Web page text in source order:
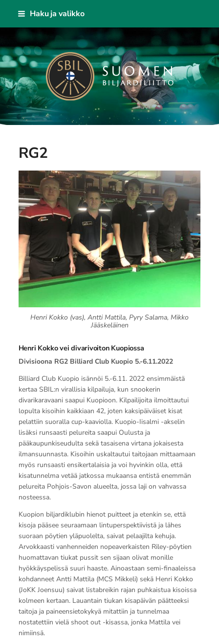
Siirry
sisältöön
Haku ja valikko
Suomen Biljardiliitto ry
RG2
Henri Kokko (vas), Antti Mattila, Pyry Salama, Mikko
Jääskeläinen
Henri Kokko vei divarivoiton Kuopiossa
Divisioona RG2 Billiard Club Kuopio 5.-6.11.2022
Billiard Club Kuopio isännöi 5.-6.11. 2022 ensimmäistä
kertaa SBIL:n virallisia kilpailuja, kun snookerin
divarikaravaani saapui Kuopioon. Kilpailijoita ilmoittautui
lopulta kisoihin kaikkiaan 42, joten kaksipäiväiset kisat
pelattiin suoralla cup-kaaviolla. Kuopio-Iisalmi -akselin
lisäksi runsaasti pelureita saapui Oulusta ja
pääkaupunkiseudulta sekä tasaisena virtana jokaisesta
ilmansuunnasta. Kisoihin uskaltautui taitojaan mittaamaan
myös runsaasti ensikertalaisia ja voi hyvinkin olla, että
kisatunnelma vetää jatkossa mukaansa entistä enemmän
pelureita Pohjois-Savon alueelta, jossa laji on vahvassa
nosteessa.
Kuopion biljardiklubin hienot puitteet ja etenkin se, että
kisoja pääsee seuraamaan lintuperspektiivistä ja lähes
suoraan pöytien yläpuolelta, saivat pelaajilta kehuja.
Arvokkaasti vanhenneiden nopeaverkaisten Riley-pöytien
huomattavan tiukat pussit sen sijaan olivat monille
hyökkäyspelissä suuri haaste. Ainoastaan semi-finaaleissa
kohdanneet Antti Mattila (MCS Mikkeli) sekä Henri Kokko
(JoKK Joensuu) saivat listabreikin rajan puhkaistua kisoissa
kolmeen kertaan. Lauantain tiukan kisapäivän päätteeksi
taitoja ja paineensietokykyä mitattiin ja tunnelmaa
nostatettiin vielä shoot out -kisassa, jonka Mattila vei
nimiinsä.